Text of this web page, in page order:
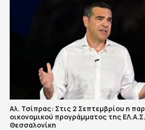
Αλ. Τσίπρας: Στις 2 Σεπτεμβρίου η
οικονομικού προγράμματος της
Θεσσαλονίκη